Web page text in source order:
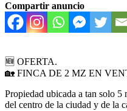
Compartir anuncio
🆕 OFERTA.
🏡 FINCA DE 2 MZ EN
Propiedad ubicada a tan solo 5
del centro de la ciudad y de la